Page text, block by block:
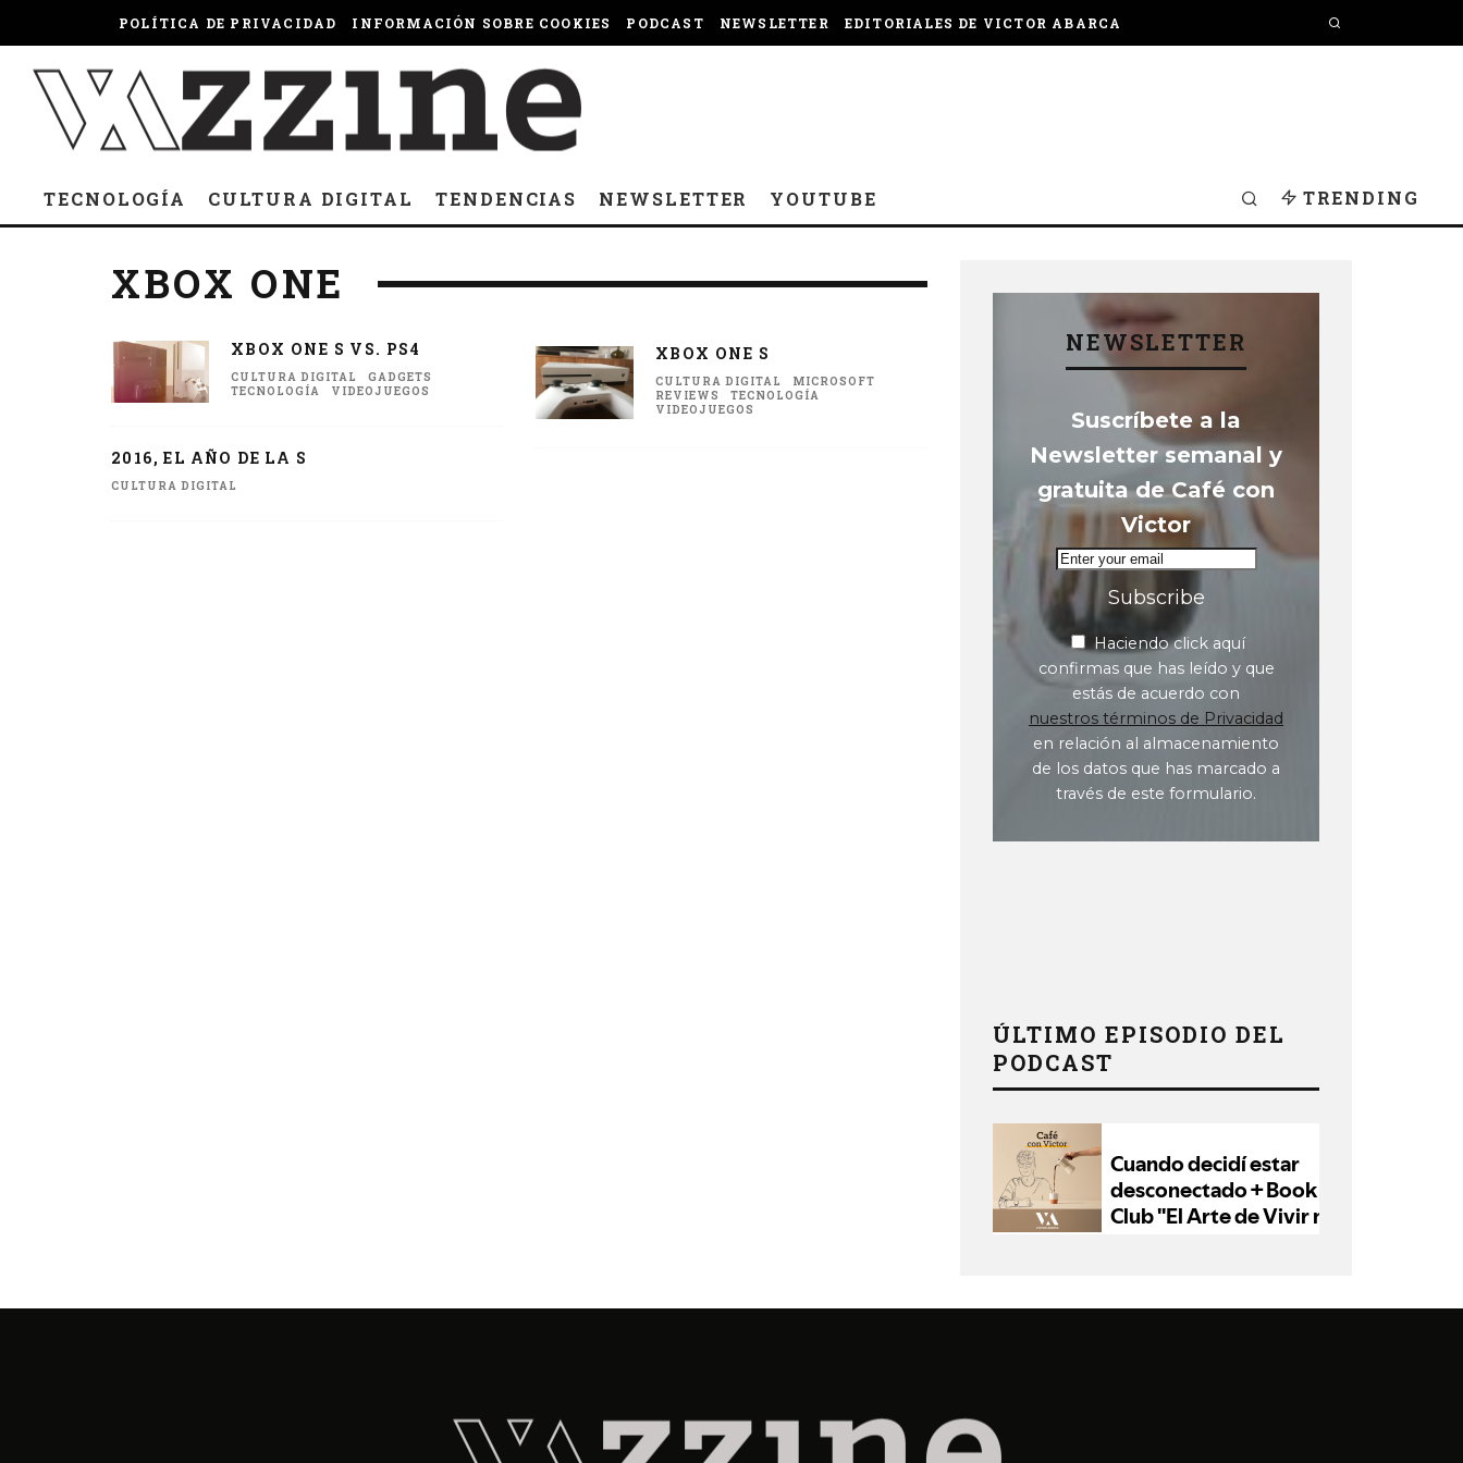
POLÍTICA DE PRIVACIDAD INFORMACIÓN SOBRE COOKIES PODCAST NEWSLETTER EDITORIALES DE VICTOR ABARCA
TECNOLOGÍA CULTURA DIGITAL TENDENCIAS NEWSLETTER YOUTUBE TRENDING
XBOX ONE
XBOX ONE S VS. PS4
CULTURA DIGITAL
GADGETS
TECNOLOGÍA
VIDEOJUEGOS
XBOX ONE S
CULTURA DIGITAL
MICROSOFT
REVIEWS
TECNOLOGÍA
VIDEOJUEGOS
2016, EL AÑO DE LA S
CULTURA DIGITAL
NEWSLETTER
Suscríbete a la
Newsletter semanal y
gratuita de Café con
Victor
Subscribe
Haciendo click aquí
confirmas que has leído y que
estás de acuerdo con
nuestros términos de Privacidad
en relación al almacenamiento
de los datos que has marcado a
través de este formulario.
ÚLTIMO EPISODIO DEL
PODCAST